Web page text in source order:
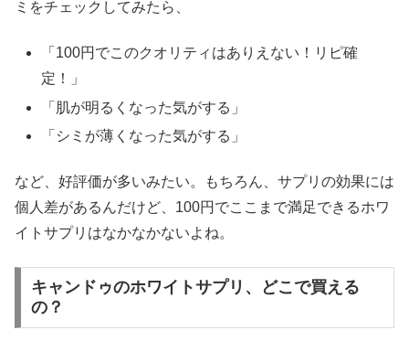
ミをチェックしてみたら、
「100円でこのクオリティはありえない！リピ確
定！」
「肌が明るくなった気がする」
「シミが薄くなった気がする」
など、好評価が多いみたい。もちろん、サプリの効果には
個人差があるんだけど、100円でここまで満足できるホワ
イトサプリはなかなかないよね。
キャンドゥのホワイトサプリ、どこで買える
の？